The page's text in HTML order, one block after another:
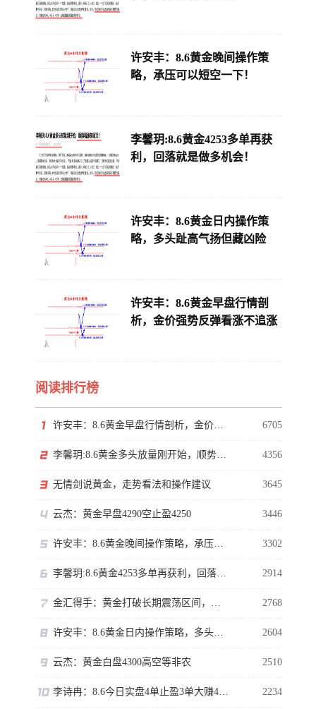
许安丰：8.6黄金晚间操作策
略，承压可以短空一下！
李馨玥:8.6黄金4253多单再获
利，回落就是做多机会！
许安丰：8.6黄金日内操作策
略，多头趾高气扬但藏凶险
许安丰：8.6黄金早盘行情剖
析，金价强势反弹看涨不追涨
阅读排行榜
许安丰：8.6黄金早盘行情剖析，金价强势反弹看涨不追涨 6705
李馨玥:8.6黄金多头放量刚开始，顺势看涨勿猜顶！ 4356
无情剑说黄金，走势看法和操作建议 3645
云杰：黄金早盘4290空止盈4250 3446
许安丰：8.6黄金晚间操作策略，承压可以短空一下！ 3302
李馨玥:8.6黄金4253多单再获利，回落就是做多机会！ 2914
金汇得手：黄金打破长期震荡区间，多头行情正式拉开序幕 2768
许安丰：8.6黄金日内操作策略，多头趾高气扬但藏凶险 2604
云杰：黄金白盘4300高空等非农 2510
李诗冉：8.6今日实盘4单止盈3单大赚480点，晚间黄金回踩继续多。 2234